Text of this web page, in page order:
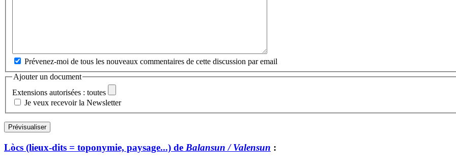
Prévenez-moi de tous les nouveaux commentaires de cette discussion par email
Ajouter un document
Extensions autorisées : toutes
Je veux recevoir la Newsletter
Lòcs (lieux-dits = toponymie, paysage...) de Balansun / Valensun :